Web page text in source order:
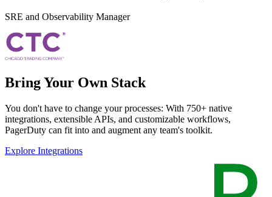
SRE and Observability Manager
Bring Your Own Stack
You don't have to change your processes: With 750+ native
integrations, extensible APIs, and customizable workflows,
PagerDuty can fit into and augment any team's toolkit.
Explore Integrations